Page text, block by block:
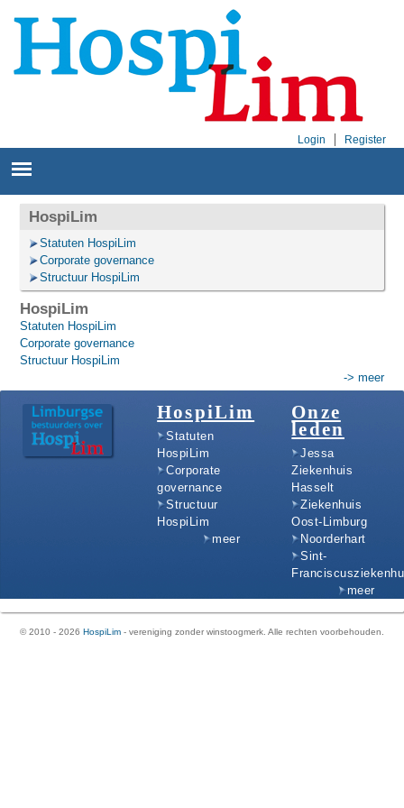
Login Register
HospiLim
Statuten HospiLim
Corporate governance
Structuur HospiLim
HospiLim
Statuten HospiLim
Corporate governance
Structuur HospiLim
-> meer
HospiLim
Statuten
HospiLim
Corporate
governance
Structuur
HospiLim
meer
Onze
leden
Jessa
Ziekenhuis
Hasselt
Ziekenhuis
Oost-Limburg
Noorderhart
Sint-
meer
© 2010 - 2026 HospiLim - vereniging zonder winstoogmerk. Alle rechten voorbehouden.